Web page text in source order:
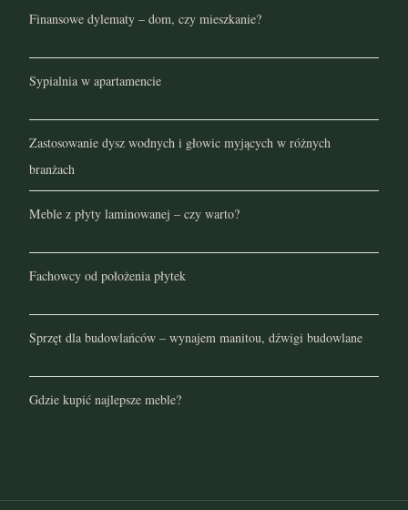
Finansowe dylematy – dom, czy mieszkanie?
Sypialnia w apartamencie
Zastosowanie dysz wodnych i głowic myjących w różnych
branżach
Meble z płyty laminowanej – czy warto?
Fachowcy od położenia płytek
Sprzęt dla budowlańców – wynajem manitou, dźwigi budowlane
Gdzie kupić najlepsze meble?